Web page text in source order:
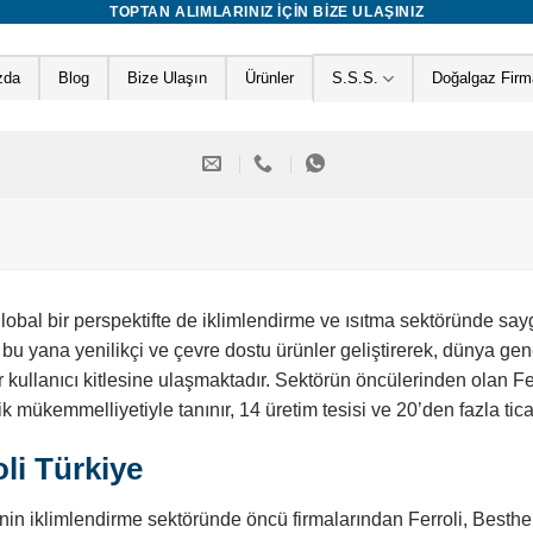
TOPTAN ALIMLARINIZ IÇIN BIZE ULAŞINIZ
Blog Bize Ulaşın Ürünler S.S.S. Doğalgaz
bir perspektifte de iklimlendirme ve ısıtma sektöründe
bu yana yenilikçi ve çevre dostu ürünler geliştirerek, dünya
kullanıcı kitlesine ulaşmaktadır. Sektörün öncülerinden olan
mükemmelliyetiyle tanınır, 14 üretim tesisi ve 20’den fazla
Türkiye
iklimlendirme sektöründe öncü firmalarından Ferroli,